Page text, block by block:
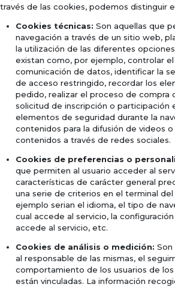
través de las cookies, podemos distinguir
Cookies técnicas: Son aquellas que
navegación a través de un sitio web,
la utilización de las diferentes
existan como, por ejemplo, controlar
comunicación de datos, identificar la
de acceso restringido, recordar los
pedido, realizar el proceso de compra
solicitud de inscripción o participación
elementos de seguridad durante la
contenidos para la difusión de videos
contenidos a través de redes sociales.
Cookies de preferencias o
que permiten al usuario acceder al
características de carácter general
una serie de criterios en el terminal
ejemplo serian el idioma, el tipo de
cual accede al servicio, la
accede al servicio, etc.
Cookies de análisis o medición: Son
al responsable de las mismas, el
comportamiento de los usuarios de
están vinculadas. La información